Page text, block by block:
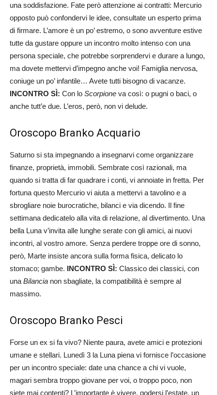
una soddisfazione. Fate però attenzione ai contratti: Mercurio
opposto può confondervi le idee, consultate un esperto prima
di firmare. L’amore è un po’ estremo, o sono avventure estive
tutte da gustare oppure un incontro molto intenso con una
persona speciale, che potrebbe sorprendervi e durare a lungo,
ma dovete mettervi d’impegno anche voi! Famiglia nervosa,
coniuge un po’ infantile… Avete tutti bisogno di vacanze.
INCONTRO SÌ: Con lo Scorpione va così: o pugni o baci, o
anche tutt’e due. L’eros, però, non vi delude.
Oroscopo Branko Acquario
Saturno si sta impegnando a insegnarvi come organizzare
finanze, proprietà, immobili. Sembrate così razionali, ma
quando si tratta di far quadrare i conti, vi annoiate in fretta. Per
fortuna questo Mercurio vi aiuta a mettervi a tavolino e a
sbrogliare noie burocratiche, bilanci e via dicendo. Il fine
settimana dedicatelo alla vita di relazione, al divertimento. Una
bella Luna v’invita alle lunghe serate con gli amici, ai nuovi
incontri, al vostro amore. Senza perdere troppe ore di sonno,
però, Marte insiste ancora sulla forma fisica, delicato lo
stomaco; gambe. INCONTRO SÌ: Classico dei classici, con
una Bilancia non sbagliate, la compatibilità è sempre al
massimo.
Oroscopo Branko Pesci
Forse un ex si fa vivo? Niente paura, avete amici e protezioni
umane e stellari. Lunedì 3 la Luna piena vi fornisce l’occasione
per un incontro speciale: date una chance a chi vi vuole,
magari sembra troppo giovane per voi, o troppo poco, non
siete mai contenti? L’importante è vivere, godersi l’estate, un